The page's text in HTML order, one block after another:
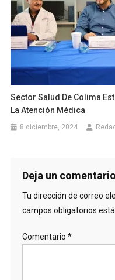
Sector Salud De Colima
La Atención Médica
8 diciembre, 2024
Deja un comentario
Tu dirección de correo
campos obligatorios
Comentario *